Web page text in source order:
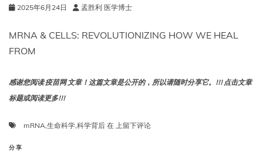
2025年6月24日 孟胜利 医学博士
MRNA & CELLS: REVOLUTIONIZING HOW WE HEAL
FROM
感谢您阅读 疫苗网 文章！这篇文章是公开的，所以请随时分享它。!!! 点击文章
标题或阅读更多!!!
mRNA,生命科学,科学背后 在 mRNA
上留下评论
分享